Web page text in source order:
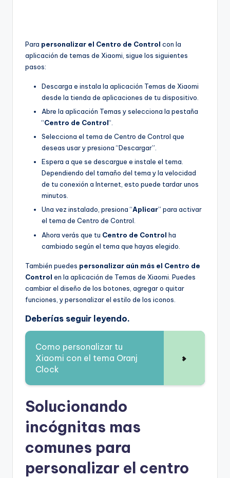
Para personalizar el Centro de Control con la
aplicación de temas de Xiaomi, sigue los siguientes
pasos:
Descarga e instala la aplicación Temas de Xiaomi
desde la tienda de aplicaciones de tu dispositivo.
Abre la aplicación Temas y selecciona la pestaña
“Centro de Control“.
Selecciona el tema de Centro de Control que
deseas usar y presiona “Descargar”.
Espera a que se descargue e instale el tema.
Dependiendo del tamaño del tema y la velocidad
de tu conexión a Internet, esto puede tardar unos
minutos.
Una vez instalado, presiona “Aplicar” para activar
el tema de Centro de Control.
Ahora verás que tu Centro de Control ha
cambiado según el tema que hayas elegido.
También puedes personalizar aún más el Centro de
Control en la aplicación de Temas de Xiaomi. Puedes
cambiar el diseño de los botones, agregar o quitar
funciones, y personalizar el estilo de los iconos.
Deberías seguir leyendo.
Como personalizar tu
Xiaomi con el tema Oranj
Clock
Solucionando
incógnitas mas
comunes para
personalizar el centro